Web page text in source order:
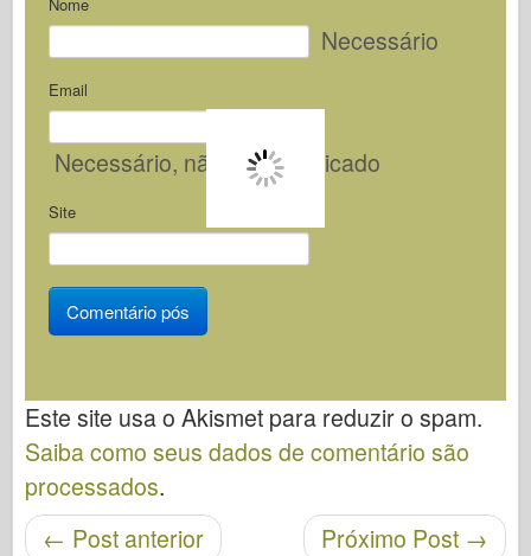
Necessário
Email
Necessário, não será publicado
Site
Este site usa o Akismet para reduzir o spam.
Saiba como seus dados de comentário são
processados.
Navegação pós Próximo Post →
← Post anterior